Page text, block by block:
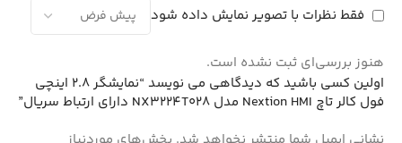
فقط نظرات با تصویر نمایش داده شود
هنوز بررسی‌ای ثبت نشده است.
اولین کسی باشید که دیدگاهی می نویسد “نمایشگر 2.8 اینچی
فول کالر تاچ Nextion HMI مدل NX3224T028 دارای ارتباط سریال”